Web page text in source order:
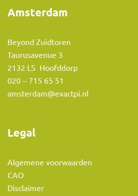
Amsterdam
Beyond Zuidtoren
Taurusavenue 3
2132 LS Hoofddorp
020 – 715 65 51
amsterdam@exactpi.nl
Legal
Algemene voorwaarden
CAO
Disclaimer